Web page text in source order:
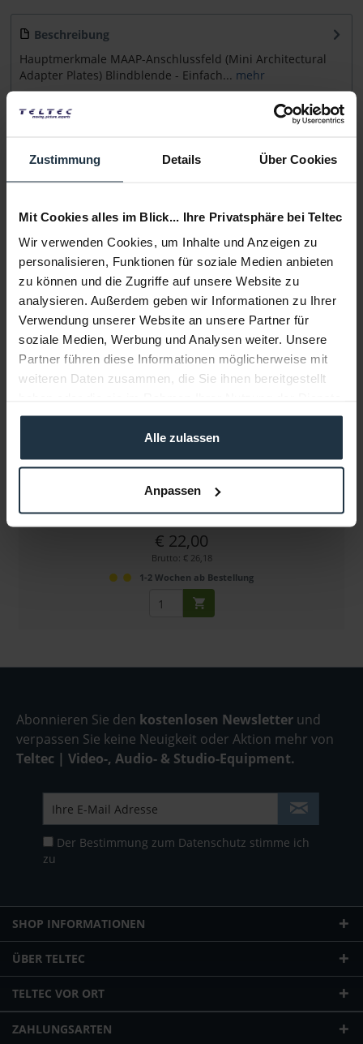
Zustimmung Details Über Cookies
Mit Cookies alles im Blick... Ihre Privatsphäre bei Teltec
Wir verwenden Cookies, um Inhalte und Anzeigen zu
personalisieren, Funktionen für soziale Medien anbieten
zu können und die Zugriffe auf unsere Website zu
analysieren. Außerdem geben wir Informationen zu Ihrer
Verwendung unserer Website an unsere Partner für
soziale Medien, Werbung und Analysen weiter. Unsere
Partner führen diese Informationen möglicherweise mit
weiteren Daten zusammen, die Sie ihnen bereitgestellt
gesammelt haben.
Alle zulassen
Anpassen
Beschreibung
Hauptmerkmale MAAP-Anschlussfeld (Mini Architectural
Adapter Plates) Blindblende - Einfach... mehr
Beratung
Medien
Infos zu Hersteller & Produktsicherheit
Folgende Infos zum Hersteller sind verfübar......mehr
Weitere Artikel von Extron ansehen
Blindblende - Einfach
€ 22,00
Brutto: € 26,18
1-2 Wochen ab Bestellung
Abonnieren Sie den kostenlosen Newsletter und
verpassen Sie keine Neuigkeit oder Aktion mehr von
Teltec | Video-, Audio- & Studio-Equipment.
Der Bestimmung zum Datenschutz stimme ich
zu
SHOP INFORMATIONEN
ÜBER TELTEC
TELTEC VOR ORT
ZAHLUNGSARTEN